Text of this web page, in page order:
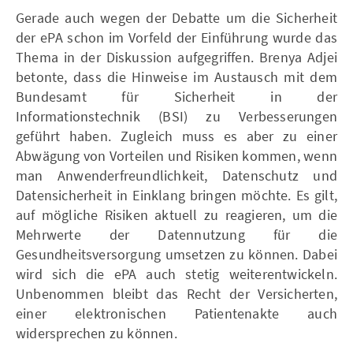
Gerade auch wegen der Debatte um die Sicherheit
der ePA schon im Vorfeld der Einführung wurde das
Thema in der Diskussion aufgegriffen. Brenya Adjei
betonte, dass die Hinweise im Austausch mit dem
Bundesamt für Sicherheit in der
Informationstechnik (BSI) zu Verbesserungen
geführt haben. Zugleich muss es aber zu einer
Abwägung von Vorteilen und Risiken kommen, wenn
man Anwenderfreundlichkeit, Datenschutz und
Datensicherheit in Einklang bringen möchte. Es gilt,
auf mögliche Risiken aktuell zu reagieren, um die
Mehrwerte der Datennutzung für die
Gesundheitsversorgung umsetzen zu können. Dabei
wird sich die ePA auch stetig weiterentwickeln.
Unbenommen bleibt das Recht der Versicherten,
einer elektronischen Patientenakte auch
widersprechen zu können.